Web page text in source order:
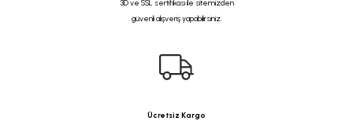
3D ve SSL sertifikası ile sitemizden
güvenli alışveriş yapabilirsiniz.
Ücretsiz Kargo